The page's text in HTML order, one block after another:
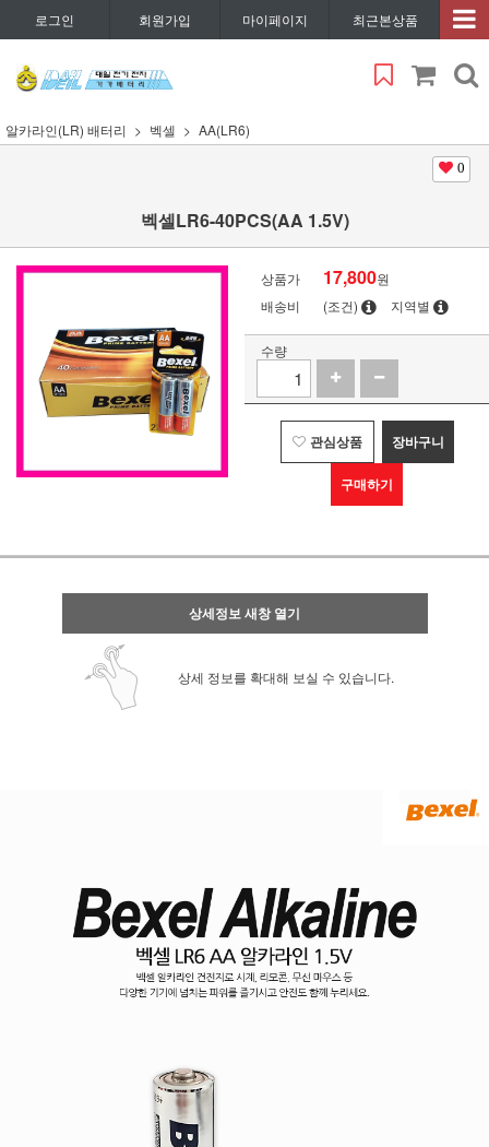
로그인 회원가입 마이페이지 최근본상품
알카라인(LR) 배터리 벡셀 AA(LR6)
0
벡셀LR6-40PCS(AA 1.5V)
상품가 17,800원
배송비
(조건) 지역별
수량
관심상품 장바구니
구매하기
상세정보 새창 열기
상세 정보를 확대해 보실 수 있습니다.